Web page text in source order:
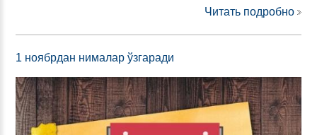
Читать подробно
1 ноябрдан нималар ўзгаради